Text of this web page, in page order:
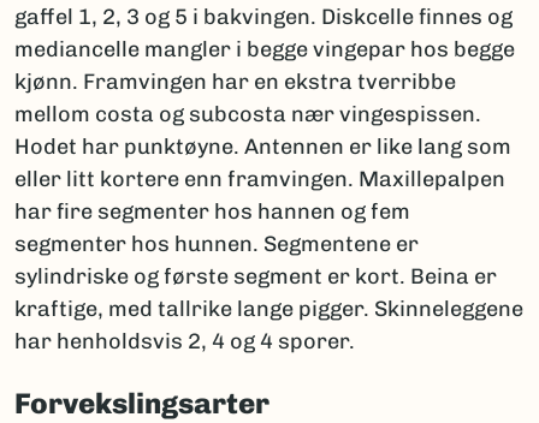
gaffel 1, 2, 3 og 5 i bakvingen. Diskcelle finnes og
mediancelle mangler i begge vingepar hos begge
kjønn. Framvingen har en ekstra tverribbe
mellom costa og subcosta nær vingespissen.
Hodet har punktøyne. Antennen er like lang som
eller litt kortere enn framvingen. Maxillepalpen
har fire segmenter hos hannen og fem
segmenter hos hunnen. Segmentene er
sylindriske og første segment er kort. Beina er
kraftige, med tallrike lange pigger. Skinneleggene
har henholdsvis 2, 4 og 4 sporer.
Forvekslingsarter